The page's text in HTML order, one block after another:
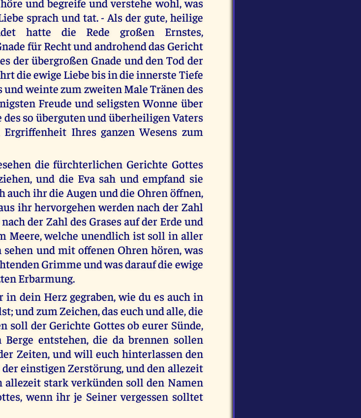
sprach und tat. - Als der gute, heilige
hatte die Rede großen Ernstes,
für Recht und androhend das Gericht
der übergroßen Gnade und den Tod der
die ewige Liebe bis in die innerste Tiefe
weinte zum zweiten Male Tränen des
Freude und seligsten Wonne über
des so überguten und überheiligen Vaters
Ihres ganzen Wesens zum
die fürchterlichen Gerichte Gottes
und die Eva sah und empfand sie
ihr die Augen und die Ohren öffnen,
ihr hervorgehen werden nach der Zahl
der Zahl des Grases auf der Erde und
Meere, welche unendlich ist soll in aller
und mit offenen Ohren hören, was
Grimme und was darauf die ewige
Erbarmung.
in dein Herz gegraben, wie du es auch in
und zum Zeichen, das euch und alle, die
soll der Gerichte Gottes ob eurer Sünde,
entstehen, die da brennen sollen
Zeiten, und will euch hinterlassen den
einstigen Zerstörung, und den allezeit
allezeit stark verkünden soll den Namen
wenn ihr je Seiner vergessen solltet